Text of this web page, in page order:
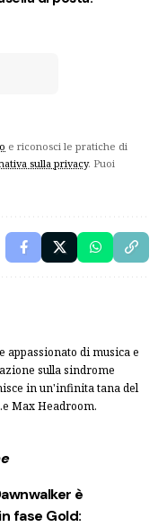
e riconosci le pratiche di
sulla privacy. Puoi
appassionato di musica e
sulla sindrome
in un'infinita tana del
Max Headroom.
è
fase Gold: